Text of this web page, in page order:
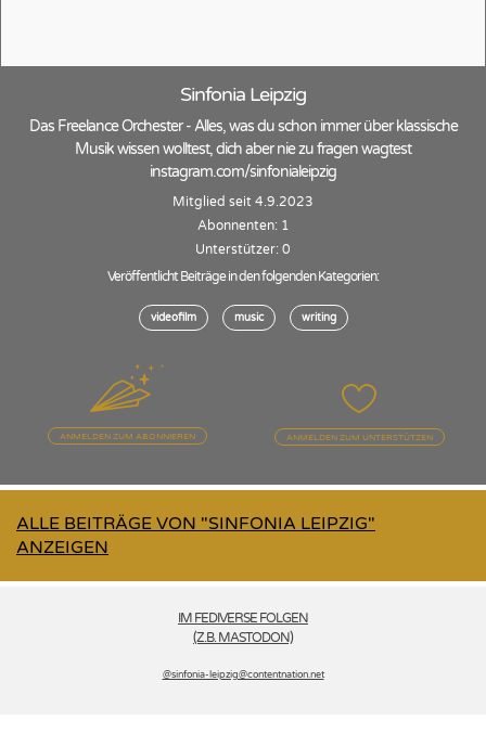
Sinfonia Leipzig
Das Freelance Orchester - Alles, was du schon immer über klassische
Musik wissen wolltest, dich aber nie zu fragen wagtest
instagram.com/sinfonialeipzig
Mitglied seit 4.9.2023
Abonnenten: 1
Unterstützer: 0
Veröffentlicht Beiträge in den folgenden Kategorien:
videofilm music writing
ANMELDEN ZUM ABONNIEREN ANMELDEN ZUM UNTERSTÜTZEN
ALLE BEITRÄGE VON "SINFONIA LEIPZIG"
ANZEIGEN
IM FEDIVERSE FOLGEN
(Z.B. MASTODON)
@sinfonia-leipzig­@contentnation.net